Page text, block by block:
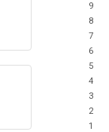
9
8
7
6
5
4
3
2
1